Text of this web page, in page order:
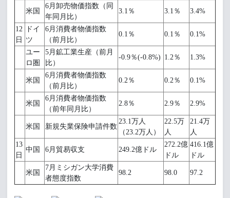
米国
6月卸売物価指数（同
年同月比）
3.1％ 3.1％ 3.4%
12
日
ドイ
ツ
6月消費者物価指数
（前月比）
0.1％ 0.1％ 0.1%
ユー
ロ圏
5月鉱工業生産（前月
比）
-0.9％(-0.8%) 1.2％ 1.3%
米国
6月消費者物価指数
（前月比）
0.2％ 0.2％ 0.1%
米国
6月消費者物価指数
（前年同月比）
2.8％ 2.9％ 2.9%
米国 新規失業保険申請件数
23.1万人
（23.2万人）
22.5万
人
21.4万
人
13
日
中国 6月貿易収支 249.2億ドル
272.2億
ドル
416.1億
ドル
米国
7月ミシガン大学消費
者態度指数
98.2 98.0 97.2